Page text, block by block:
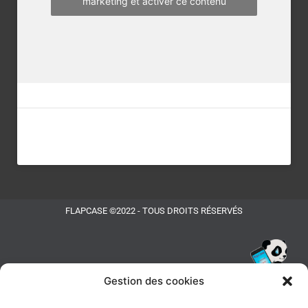
Gestion des cookies
FLAPCASE ©2022 - TOUS DROITS RÉSERVÉS